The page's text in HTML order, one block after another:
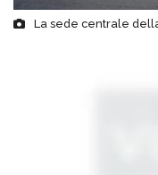
La sede centrale